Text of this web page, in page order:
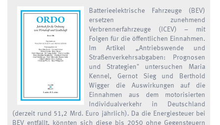
Batterieelektrische Fahrzeuge (BEV)
ersetzen zunehmend
Verbrennerfahrzeuge (ICEV) – mit
Folgen für die öffentlichen Einnahmen.
Im Artikel „Antriebswende und
Straßenverkehrsabgaben: Prognosen
und Strategien" untersuchen Maria
Kennel, Gernot Sieg und Berthold
Wigger die Auswirkungen auf die
Einnahmen aus dem motorisierten
Individualverkehr in Deutschland
(derzeit rund 51,2 Mrd. Euro jährlich). Da die Energiesteuer bei
BEV entfällt, könnten sich diese bis 2050 ohne Gegensteuern